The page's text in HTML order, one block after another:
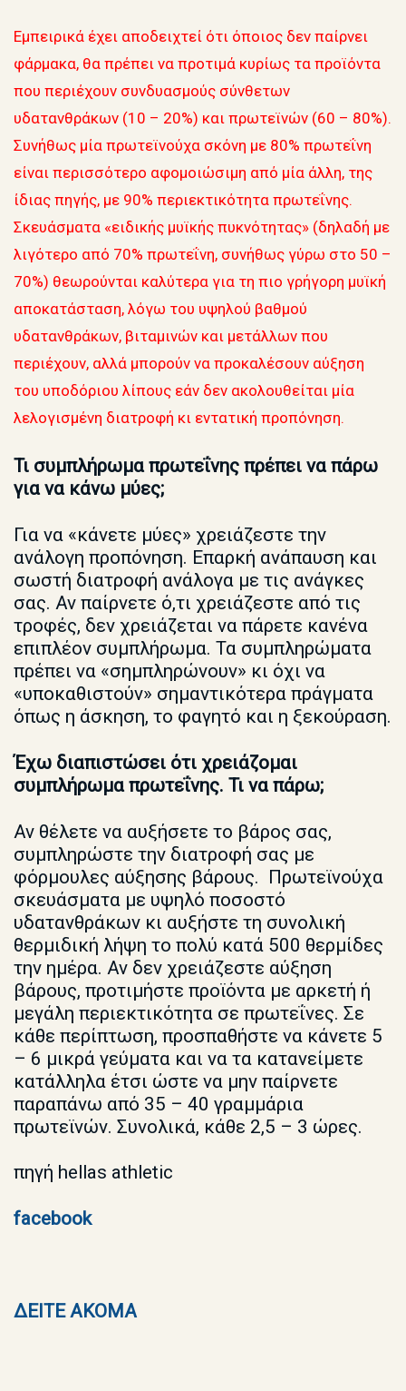
Εμπειρικά έχει αποδειχτεί ότι όποιος δεν παίρνει
φάρμακα, θα πρέπει να προτιμά κυρίως τα προϊόντα
που περιέχουν συνδυασμούς σύνθετων
υδατανθράκων (10 – 20%) και πρωτεϊνών (60 – 80%).
Συνήθως μία πρωτεϊνούχα σκόνη με 80% πρωτεΐνη
είναι περισσότερο αφομοιώσιμη από μία άλλη, της
ίδιας πηγής, με 90% περιεκτικότητα πρωτεΐνης.
Σκευάσματα «ειδικής μυϊκής πυκνότητας» (δηλαδή με
λιγότερο από 70% πρωτεΐνη, συνήθως γύρω στο 50 –
70%) θεωρούνται καλύτερα για τη πιο γρήγορη μυϊκή
αποκατάσταση, λόγω του υψηλού βαθμού
υδατανθράκων, βιταμινών και μετάλλων που
περιέχουν, αλλά μπορούν να προκαλέσουν αύξηση
του υποδόριου λίπους εάν δεν ακολουθείται μία
λελογισμένη διατροφή κι εντατική προπόνηση.
Τι συμπλήρωμα πρωτεΐνης πρέπει να πάρω
για να κάνω μύες;
Για να «κάνετε μύες» χρειάζεστε την
ανάλογη προπόνηση. Επαρκή ανάπαυση και
σωστή διατροφή ανάλογα με τις ανάγκες
σας. Αν παίρνετε ό,τι χρειάζεστε από τις
τροφές, δεν χρειάζεται να πάρετε κανένα
επιπλέον συμπλήρωμα. Τα συμπληρώματα
πρέπει να «σημπληρώνουν» κι όχι να
«υποκαθιστούν» σημαντικότερα πράγματα
όπως η άσκηση, το φαγητό και η ξεκούραση.
Έχω διαπιστώσει ότι χρειάζομαι
συμπλήρωμα πρωτεΐνης. Τι να πάρω;
Αν θέλετε να αυξήσετε το βάρος σας,
συμπληρώστε την διατροφή σας με
φόρμουλες αύξησης βάρους. Πρωτεϊνούχα
σκευάσματα με υψηλό ποσοστό
υδατανθράκων κι αυξήστε τη συνολική
θερμιδική λήψη το πολύ κατά 500 θερμίδες
την ημέρα. Αν δεν χρειάζεστε αύξηση
βάρους, προτιμήστε προϊόντα με αρκετή ή
μεγάλη περιεκτικότητα σε πρωτεΐνες. Σε
κάθε περίπτωση, προσπαθήστε να κάνετε 5
– 6 μικρά γεύματα και να τα κατανείμετε
κατάλληλα έτσι ώστε να μην παίρνετε
παραπάνω από 35 – 40 γραμμάρια
πρωτεϊνών. Συνολικά, κάθε 2,5 – 3 ώρες.
πηγή hellas athletic
facebook
ΔΕΙΤΕ ΑΚΟΜΑ